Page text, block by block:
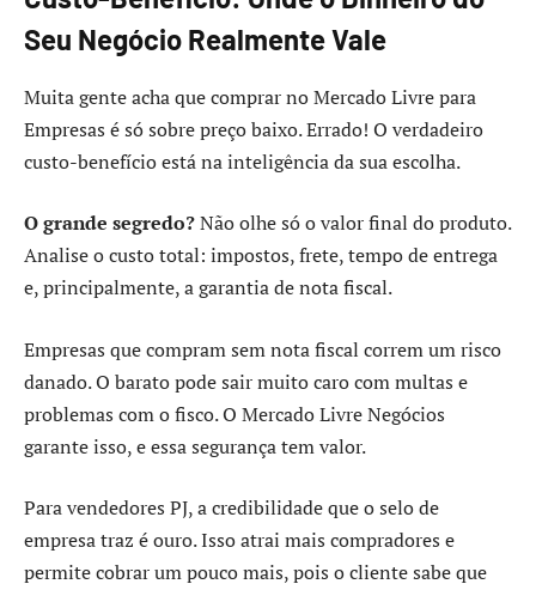
Seu Negócio Realmente Vale
Muita gente acha que comprar no Mercado Livre para
Empresas é só sobre preço baixo. Errado! O verdadeiro
custo-benefício está na inteligência da sua escolha.
O grande segredo?Não olhe só o valor final do produto.
Analise o custo total: impostos, frete, tempo de entrega
e, principalmente, a garantia de nota fiscal.
Empresas que compram sem nota fiscal correm um risco
danado. O barato pode sair muito caro com multas e
problemas com o fisco. O Mercado Livre Negócios
garante isso, e essa segurança tem valor.
Para vendedores PJ, a credibilidade que o selo de
empresa traz é ouro. Isso atrai mais compradores e
permite cobrar um pouco mais, pois o cliente sabe que